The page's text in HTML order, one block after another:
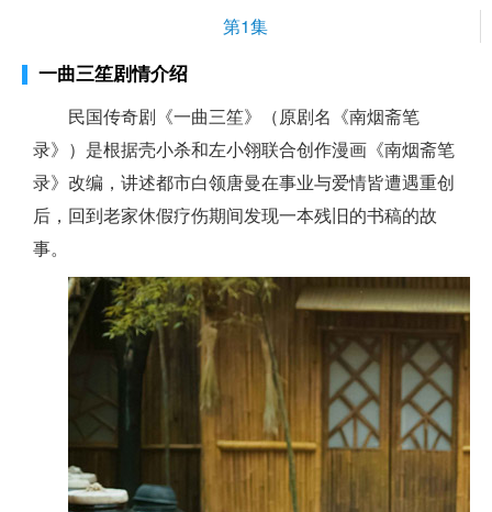
第1集
一曲三笙剧情介绍
民国传奇剧《一曲三笙》（原剧名《南烟斋笔
录》）是根据壳小杀和左小翎联合创作漫画《南烟斋笔
录》改编，讲述都市白领唐曼在事业与爱情皆遭遇重创
后，回到老家休假疗伤期间发现一本残旧的书稿的故
事。